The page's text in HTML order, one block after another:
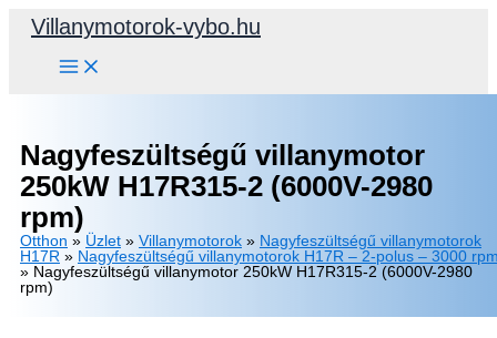
SkipVillanymotorok-vybo.hu
Nagyfeszültségű villanymotor
250kW H17R315-2 (6000V-2980
rpm)
Otthon » Üzlet » Villanymotorok » Nagyfeszültségű villanymotorok
H17R » Nagyfeszültségű villanymotorok H17R – 2-polus – 3000
» Nagyfeszültségű villanymotor 250kW H17R315-2 (6000V-2980
rpm)